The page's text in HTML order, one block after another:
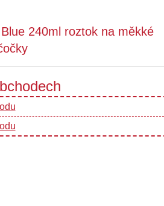
240ml roztok na měkké